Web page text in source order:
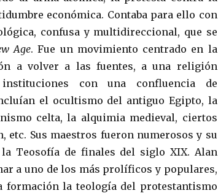
económica. Contaba para ello con
confusa y multidireccional, que se
Age. Fue un movimiento centrado en la
a volver a las fuentes, a una religión
con una confluencia de
el ocultismo del antiguo Egipto, la
celta, la alquimia medieval, ciertos
etc. Sus maestros fueron numerosos y su
Teosofía de finales del siglo XIX. Alan
a uno de los más prolíficos y populares,
formación la teología del protestantismo